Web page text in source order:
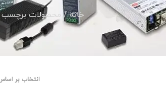
خانه/ محصولات برچسب
انتخاب بر